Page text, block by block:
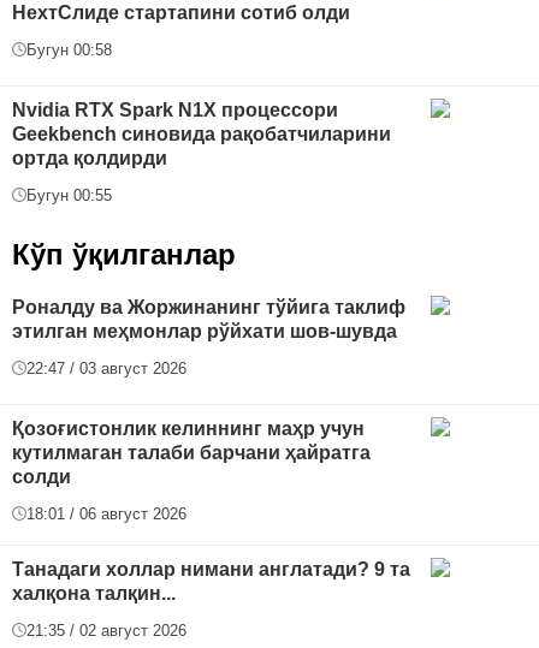
НехтСлиде стартапини сотиб олди
Бугун 00:58
Nvidia RTX Spark N1X процессори
Geekbench синовида рақобатчиларини
ортда қолдирди
Бугун 00:55
Кўп ўқилганлар
Роналду ва Жоржинанинг тўйига таклиф
этилган меҳмонлар рўйхати шов-шувда
22:47 / 03 август 2026
Қозоғистонлик келиннинг маҳр учун
кутилмаган талаби барчани ҳайратга
солди
18:01 / 06 август 2026
Танадаги холлар нимани англатади? 9 та
халқона талқин...
21:35 / 02 август 2026